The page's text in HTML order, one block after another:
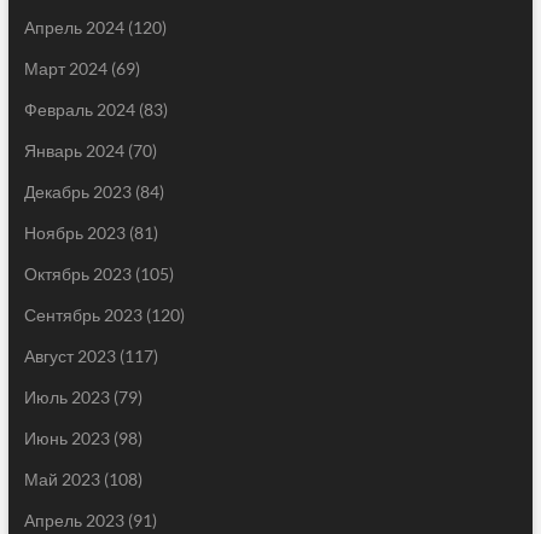
Апрель 2024(120)
Март 2024(69)
Февраль 2024(83)
Январь 2024(70)
Декабрь 2023(84)
Ноябрь 2023(81)
Октябрь 2023(105)
Сентябрь 2023(120)
Август 2023(117)
Июль 2023(79)
Июнь 2023(98)
Май 2023(108)
Апрель 2023(91)